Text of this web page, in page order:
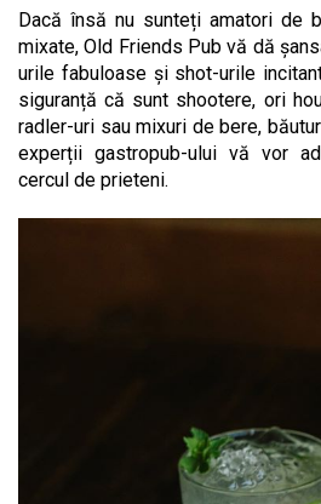
Dacă însă nu sunteți amatori de
mixate, Old Friends Pub vă dă
urile fabuloase și shot-urile
siguranță că sunt shootere, ori
radler-uri sau mixuri de bere,
experții gastropub-ului vă vor
cercul de prieteni.